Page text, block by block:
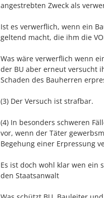
angestrebten Zweck als
Ist es verwerflich, wenn ein
geltend macht, die ihm die
Was wäre verwerflich wenn
der BU aber erneut versucht
Schaden des Bauherren
(3) Der Versuch ist strafbar.
(4) In besonders schweren
vor, wenn der Täter
Begehung einer Erpressung
Es ist doch wohl klar wen ein
den Staatsanwalt